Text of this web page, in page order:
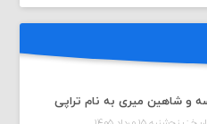
و شاهین میری به نام تراپی